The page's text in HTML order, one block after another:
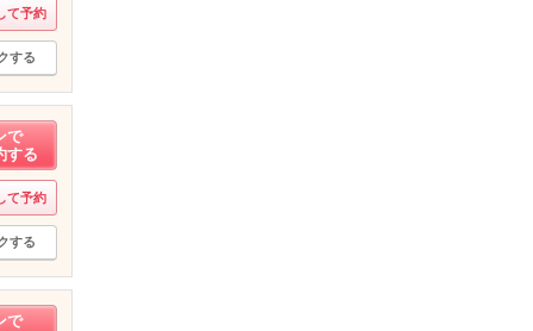
て予約
する
で
する
て予約
する
で